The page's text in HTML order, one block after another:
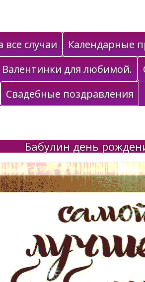
случаи
Календарные
Валентинки для любимой.
Свадебные поздравления
Бабулин день